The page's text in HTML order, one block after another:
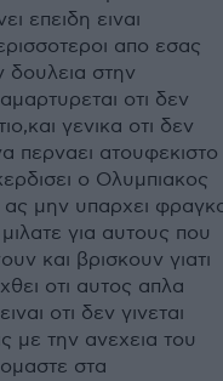
επειδη ειναι
απο εσας
δουλεια στην
οτι δεν
γενικα οτι δεν
περναει ατουφεκιστο
ο Ολυμπιακος
ας μην υπαρχει
για αυτους που
και βρισκουν γιατι
οτι αυτος απλα
οτι δεν γινεται
με την ανεχεια του
στα